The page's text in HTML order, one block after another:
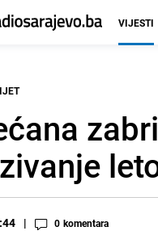
VIJESTI
0 komentara